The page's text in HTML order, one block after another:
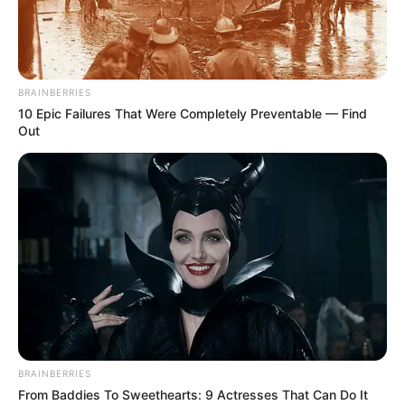
dieser Region erfasst, aber zumindest die schönsten und
beliebtesten. Weitere Museen und Ausstellungen sind
außerdem unter den Ausflugszielen imerweiterten
Umkreisund in unserer Übersicht zu denMuseen und
Ausstellungen in Deutschland
aufgeführt.
Museen, Ausstellungen und Freilichtmuseen in
und um Waltershausen, Bad Tabarz und
Brotterode:
Museum Schloss Tenneberg
Das Schloss auf dem Burgberg von
Waltershausen diente als Gerichtssitz des
Amtes Tenneberg.
Wartburg
BRAINBERRIES
10 Epic Failures That Were Completely Preventable — Find
Out
BRAINBERRIES
From Baddies To Sweethearts: 9 Actresses That Can Do It